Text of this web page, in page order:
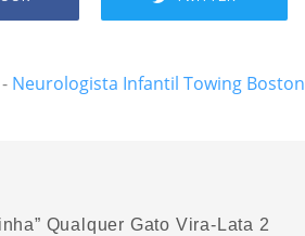
- Neurologista Infantil Towing Boston
Qualquer Gato Vira-Lata 2